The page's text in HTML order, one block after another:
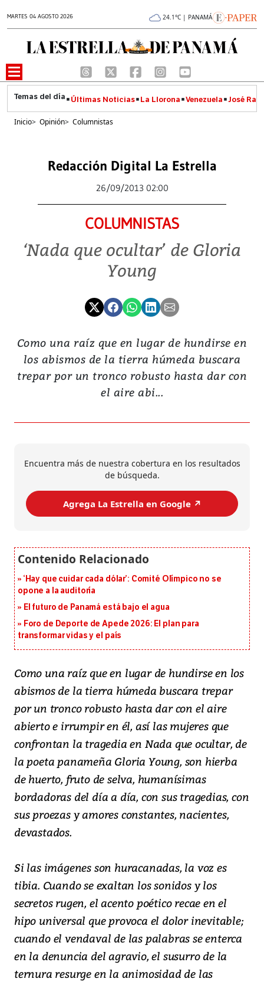
MARTES 04 AGOSTO 2026 24.1°C | PANAMÁ
Últimas Noticias La Llorona Venezuela José
Inicio> Opinión> Columnistas
Redacción Digital La Estrella
26/09/2013 02:00
COLUMNISTAS
‘Nada que ocultar’ de Gloria
Young
Como una raíz que en lugar de hundirse en
los abismos de la tierra húmeda buscara
trepar por un tronco robusto hasta dar con
el aire abi...
Encuentra más de nuestra cobertura en los resultados
de búsqueda.
Agrega La Estrella en Google ↗️
‘Hay que cuidar cada dólar’: Comité Olímpico no se
opone a la auditoría
El futuro de Panamá está bajo el agua
Foro de Deporte de Apede 2026: El plan para
transformar vidas y el país
Como una raíz que en lugar de hundirse en los
abismos de la tierra húmeda buscara trepar
por un tronco robusto hasta dar con el aire
abierto e irrumpir en él, así las mujeres que
confrontan la tragedia en Nada que ocultar, de
la poeta panameña Gloria Young, son hierba
de huerto, fruto de selva, humanísimas
bordadoras del día a día, con sus tragedias, con
sus proezas y amores constantes, nacientes,
devastados.
Si las imágenes son huracanadas, la voz es
tibia. Cuando se exaltan los sonidos y los
secretos rugen, el acento poético recae en el
hipo universal que provoca el dolor inevitable;
cuando el vendaval de las palabras se enterca
en la denuncia del agravio, el susurro de la
ternura resurge en la animosidad de las